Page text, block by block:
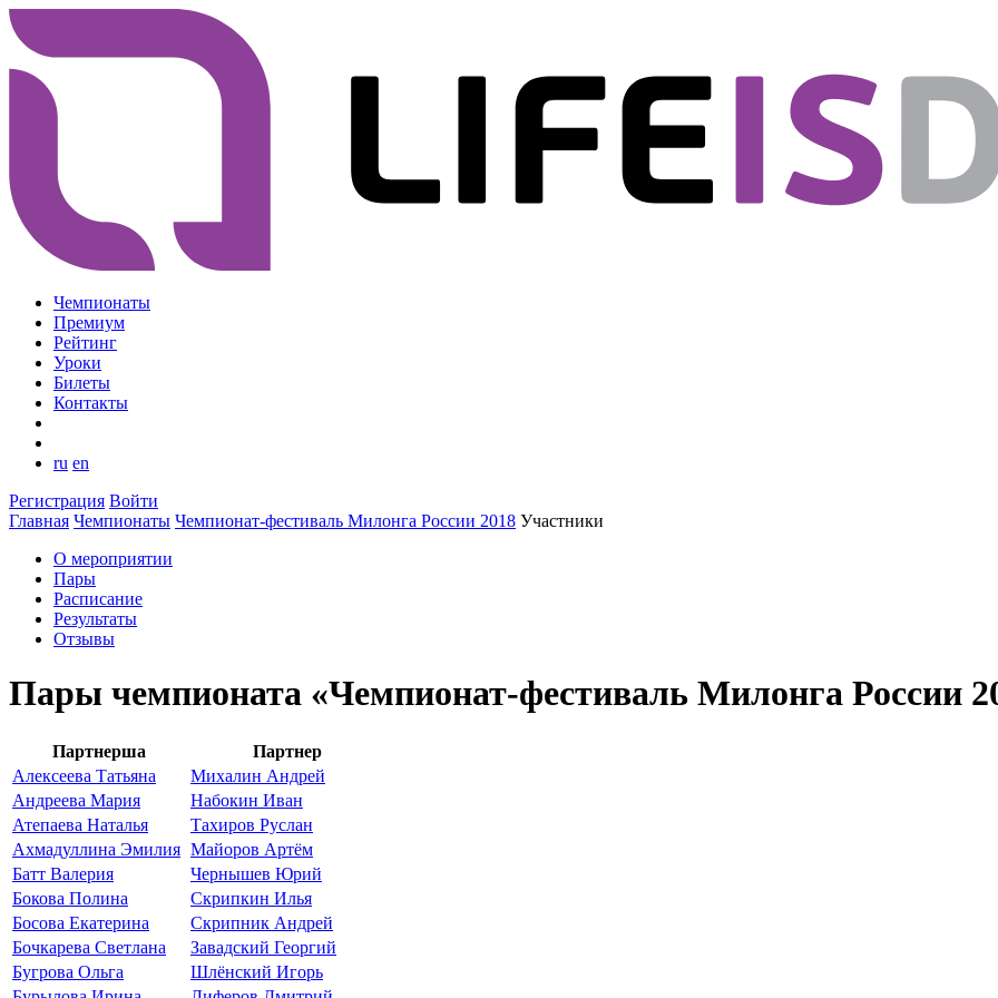
Чемпионаты
Премиум
Рейтинг
Уроки
Билеты
Контакты
ru en
Регистрация Войти
Главная Чемпионаты Чемпионат-фестиваль Милонга России 2018 Участники
О мероприятии
Пары
Расписание
Результаты
Отзывы
Пары чемпионата «Чемпионат-фестиваль Милонга России
Партнерша
Партнер
Алексеева Татьяна
Михалин Андрей
Андреева Мария
Набокин Иван
Атепаева Наталья
Тахиров Руслан
Ахмадуллина Эмилия Майоров Артём
Батт Валерия
Чернышев Юрий
Бокова Полина
Скрипкин Илья
Босова Екатерина
Скрипник Андрей
Бочкарева Светлана
Завадский Георгий
Бугрова Ольга
Шлёнский Игорь